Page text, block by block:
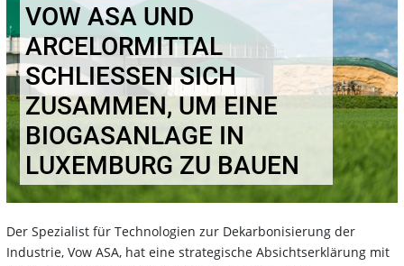
VOW ASA UND
ARCELORMITTAL
SCHLIESSEN SICH Z
USAMMEN, UM EINE B
IOGASANLAGE IN L
UXEMBURG ZU BAUEN
Der Spezialist für Technologien zur Dekarbonisierung der
Industrie, Vow ASA, hat eine strategische Absichtserklärung mit